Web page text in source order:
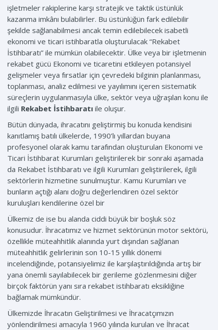
işletmeler rakiplerine karşı stratejik ve taktik üstünlük
kazanma imkânı bulabilirler. Bu üstünlüğün fark edilebilir
şekilde sağlanabilmesi ancak temin edilebilecek isabetli
ekonomi ve ticari istihbaratla oluşturulacak “Rekabet
İstihbaratı” ile mümkün olabilecektir. Ülke veya bir işletmenin
rekabet gücü Ekonomi ve ticaretini etkileyen potansiyel
gelişmeler veya fırsatlar için çevredeki bilginin planlanması,
toplanması, analiz edilmesi ve yayılımını içeren sistematik
süreçlerin uygulanmasıyla ülke, sektör veya uğraşılan konu ile
ilgili Rekabet İstihbaratı ile oluşur.
Bütün dünyada, ihracatını geliştirmiş bu konuda kendisini
kanıtlamış batılı ülkelerde, 1990’lı yıllardan buyana
profesyonel olarak kamu tarafından oluşturulan Ekonomi ve
Ticari İstihbarat Kurumları geliştirilerek bir sonraki aşamada
da Rekabet İstihbaratı ve ilgili Kurumları geliştirilerek, ilgili
sektörlerin hizmetine sunulmuştur. Kamu Kurumları ve
bunların açtığı alanı doğru değerlendiren özel sektör
kuruluşları kendilerine özel bir
Ülkemiz de ise bu alanda ciddi büyük bir boşluk söz
konusudur. İhracatımız ve hizmet sektörünün motor sektörü,
özellikle müteahhitlik alanında yurt dışından sağlanan
müteahhitlik gelirlerinin son 10-15 yıllık dönemi
incelendiğinde, potansiyelimiz ile karşılaştırıldığında artış bir
yana önemli sayılabilecek bir gerileme gözlenmesini diğer
birçok faktörün yanı sıra rekabet istihbaratı eksikliğine
bağlamak mümkündür.
Ülkemizde İhracatın Geliştirilmesi ve İhracatçımızın
yönlendirilmesi amacıyla 1960 yılında kurulan ve İhracat